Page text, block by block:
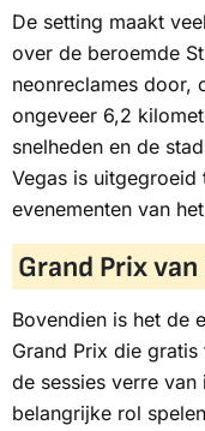
De setting maakt
over de beroemde
neonreclames door,
ongeveer 6,2
snelheden en de
Vegas is
evenementen van
Grand Prix
Bovendien is het de
Grand Prix die
de sessies verre
belangrijke rol